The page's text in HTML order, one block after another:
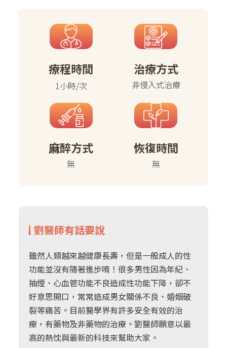
療程時間
1小時/次
治療⽅式
非侵入式治療
⿇醉⽅式
無
恢復時間
無
劉醫師有話要說
雖然人類越來越健康長壽，但是一般成人的性
功能並沒有隨著進步唷！很多男性因為年紀、
抽煙、心血管功能不良造成性功能下降，卻不
好意思開口，常常造成男女關係不良、婚姻破
裂等痛苦。目前醫學界有許多安全有效的治
療，有藥物及非藥物的治療。劉醫師願意以最
高的熱忱與最新的科技來幫助大家。